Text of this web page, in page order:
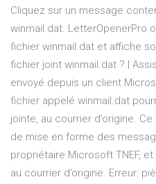
Cliquez sur un message
winmail.dat. LetterOpenerPro
fichier winmail.dat et affiche
fichier joint winmail.dat ? |
envoyé depuis un client
fichier appelé winmail.dat
jointe, au courrier d’origine.
de mise en forme des
propriétaire Microsoft TNEF,
au courrier d’origine. Erreur: